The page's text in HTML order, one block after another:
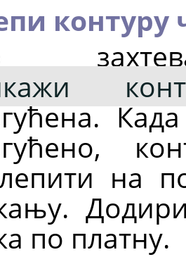
контуру
на
по платну.